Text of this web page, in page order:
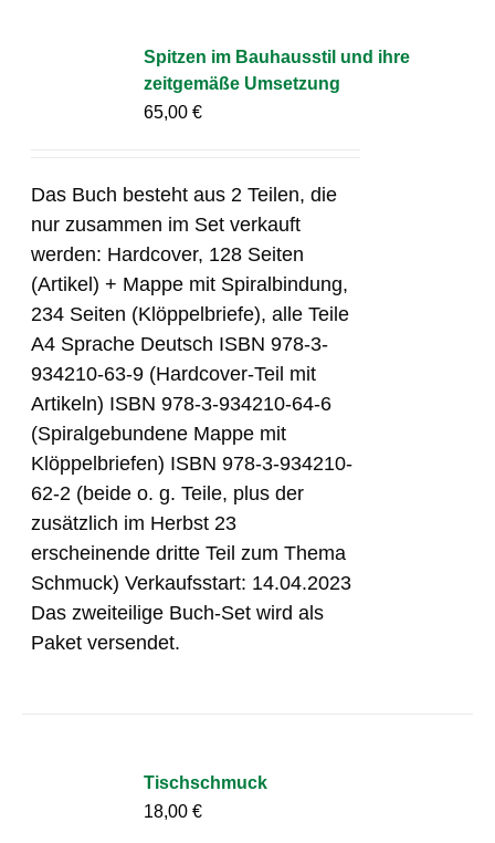
Spitzen im Bauhausstil und ihre
zeitgemäße Umsetzung
65,00€
Das Buch besteht aus 2 Teilen, die
nur zusammen im Set verkauft
werden: Hardcover, 128 Seiten
(Artikel) + Mappe mit Spiralbindung,
234 Seiten (Klöppelbriefe), alle Teile
A4 Sprache Deutsch ISBN 978-3-
934210-63-9 (Hardcover-Teil mit
Artikeln) ISBN 978-3-934210-64-6
(Spiralgebundene Mappe mit
Klöppelbriefen) ISBN 978-3-934210-
62-2 (beide o. g. Teile, plus der
zusätzlich im Herbst 23
erscheinende dritte Teil zum Thema
Schmuck) Verkaufsstart: 14.04.2023
Das zweiteilige Buch-Set wird als
Paket versendet.
Tischschmuck
18,00€